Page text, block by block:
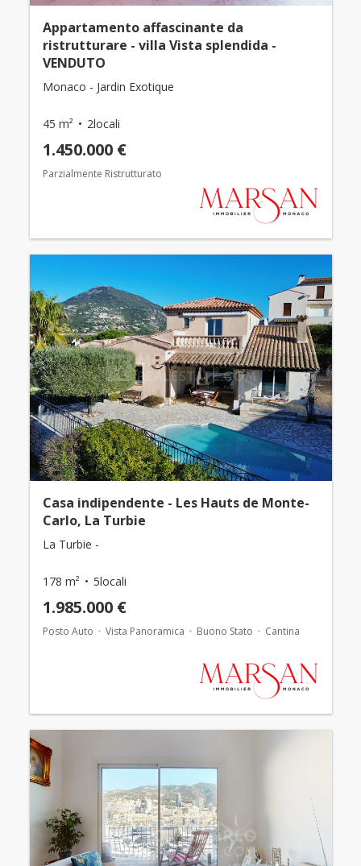
Appartamento affascinante da
ristrutturare - villa Vista splendida -
VENDUTO
Monaco - Jardin Exotique
45 m² 2locali
1.450.000 €
Parzialmente Ristrutturato
Casa indipendente - Les Hauts de Monte-
Carlo, La Turbie
La Turbie -
178 m² 5locali
1.985.000 €
Posto Auto Vista Panoramica Buono Stato Cantina